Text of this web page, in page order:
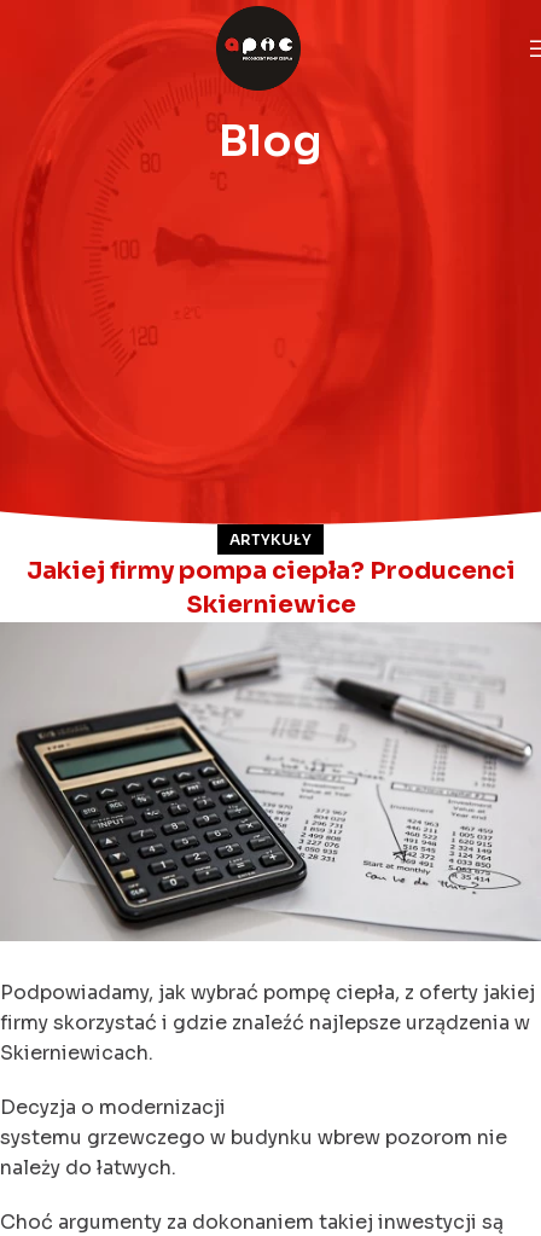
Blog
ARTYKUŁY
Jakiej firmy pompa ciepła? Producenci
Skierniewice
Podpowiadamy, jak wybrać pompę ciepła, z oferty jakiej
firmy skorzystać i gdzie znaleźć najlepsze urządzenia w
Skierniewicach.
Decyzja o modernizacji
systemu grzewczego w budynku wbrew pozorom nie
należy do łatwych.
Choć argumenty za dokonaniem takiej inwestycji są